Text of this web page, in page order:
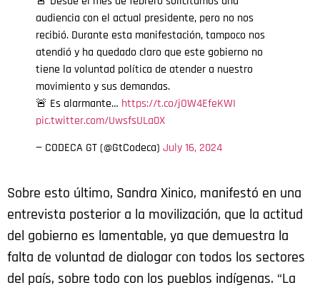
audiencia con el actual presidente, pero no nos
recibió. Durante esta manifestación, tampoco nos
atendió y ha quedado claro que este gobierno no
tiene la voluntad política de atender a nuestro
movimiento y sus demandas.
🚨 Es alarmante… https://t.co/jOW4EfeKWI
pic.twitter.com/UwsfsULa0X
— CODECA GT (@GtCodeca) July 16, 2024
Sobre esto último, Sandra Xinico, manifestó en una
entrevista posterior a la movilización, que la actitud
del gobierno es lamentable, ya que demuestra la
falta de voluntad de dialogar con todos los sectores
del país, sobre todo con los pueblos indígenas. “La